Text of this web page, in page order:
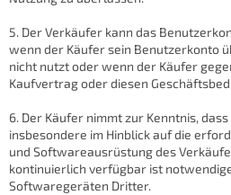
5. Der Verkäufer kann das
wenn der Käufer sein Benutzerkonto
nicht nutzt oder wenn der Käufer
Kaufvertrag oder diesen
6. Der Käufer nimmt zur Kenntnis,
insbesondere im Hinblick auf die
und Softwareausrüstung des
kontinuierlich verfügbar ist
Softwaregeräten Dritter.